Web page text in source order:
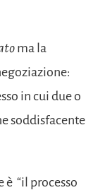
ma la
in cui due o
soddisfacente
è “il processo